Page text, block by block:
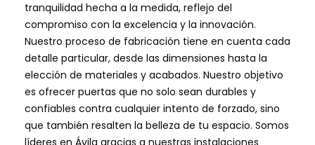
tranquilidad hecha a la medida, reflejo del
compromiso con la excelencia y la innovación.
Nuestro proceso de fabricación tiene en cuenta cada
detalle particular, desde las dimensiones hasta la
elección de materiales y acabados. Nuestro objetivo
es ofrecer puertas que no solo sean durables y
confiables contra cualquier intento de forzado, sino
que también resalten la belleza de tu espacio. Somos